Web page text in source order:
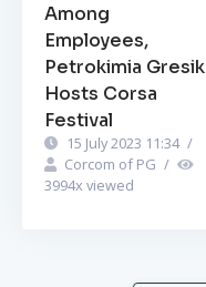
Among
Employees,
Petrokimia Gresik
Hosts Corsa
Festival
15 July 2023 11:34 /
Corcom of PG /
3994x viewed